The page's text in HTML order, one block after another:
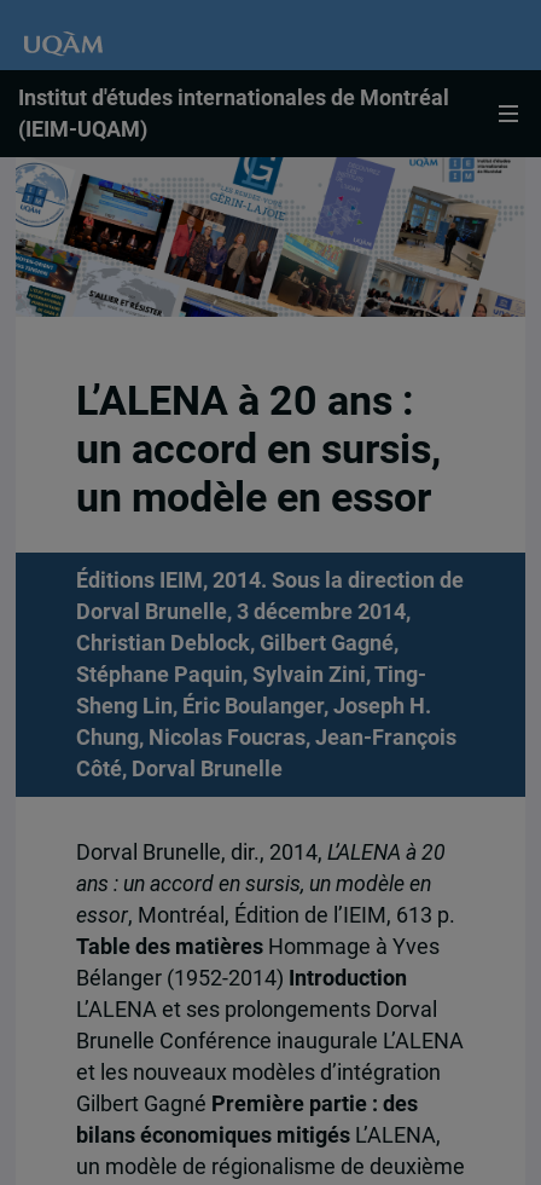
Institut d'études internationales de Montréal
(IEIM-UQAM)
L’ALENA à 20 ans :
un accord en sursis,
un modèle en essor
Éditions IEIM, 2014. Sous la direction de
Dorval Brunelle, 3 décembre 2014,
Christian Deblock, Gilbert Gagné,
Stéphane Paquin, Sylvain Zini,Ting-
Sheng Lin, Éric Boulanger, Joseph H.
Chung, Nicolas Foucras, Jean-François
Côté, Dorval Brunelle
Dorval Brunelle, dir., 2014, L’ALENA à 20
ans : un accord en sursis, un modèle en
essor, Montréal, Édition de l’IEIM, 613 p.
Table des matièresHommage à Yves
Bélanger (1952-2014) Introduction
L’ALENA et ses prolongements Dorval
Brunelle Conférence inaugurale L’ALENA
et les nouveaux modèles d’intégration
Gilbert Gagné Première partie : des
bilans économiques mitigésL’ALENA,
un modèle de régionalisme de deuxième